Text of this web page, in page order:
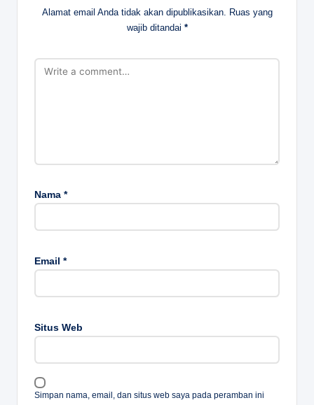
Alamat email Anda tidak akan dipublikasikan.
Ruas yang
wajib ditandai *
Nama *
Email *
Situs Web
Simpan nama, email, dan situs web saya pada peramban ini